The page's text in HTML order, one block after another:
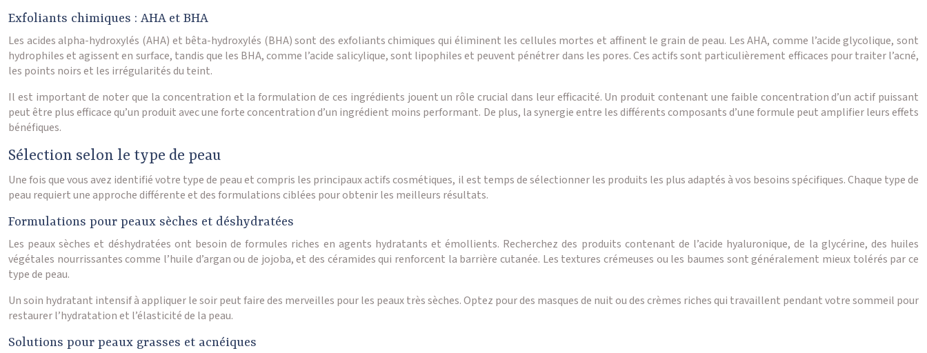
Exfoliants chimiques : AHA et BHA
Les acides alpha-hydroxylés (AHA) et bêta-hydroxylés (BHA) sont des exfoliants chimiques qui éliminent les cellules mortes et affinent le grain de peau. Les AHA, comme l’acide glycolique, sont
hydrophiles et agissent en surface, tandis que les BHA, comme l’acide salicylique, sont lipophiles et peuvent pénétrer dans les pores. Ces actifs sont particulièrement efficaces pour traiter l’acné,
les points noirs et les irrégularités du teint.
Il est important de noter que la concentration et la formulation de ces ingrédients jouent un rôle crucial dans leur efficacité. Un produit contenant une faible concentration d’un actif puissant
peut être plus efficace qu’un produit avec une forte concentration d’un ingrédient moins performant. De plus, la synergie entre les différents composants d’une formule peut amplifier leurs effets
bénéfiques.
Sélection selon le type de peau
Une fois que vous avez identifié votre type de peau et compris les principaux actifs cosmétiques, il est temps de sélectionner les produits les plus adaptés à vos besoins spécifiques. Chaque type de
peau requiert une approche différente et des formulations ciblées pour obtenir les meilleurs résultats.
Formulations pour peaux sèches et déshydratées
Les peaux sèches et déshydratées ont besoin de formules riches en agents hydratants et émollients. Recherchez des produits contenant de l’acide hyaluronique, de la glycérine, des huiles
végétales nourrissantes comme l’huile d’argan ou de jojoba, et des céramides qui renforcent la barrière cutanée. Les textures crémeuses ou les baumes sont généralement mieux tolérés par ce
type de peau.
Un soin hydratant intensif à appliquer le soir peut faire des merveilles pour les peaux très sèches. Optez pour des masques de nuit ou des crèmes riches qui travaillent pendant votre sommeil pour
restaurer l’hydratation et l’élasticité de la peau.
Solutions pour peaux grasses et acnéiques